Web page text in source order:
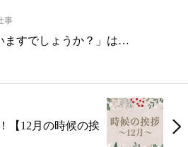
事
ま‌す‌で‌しょ‌う‌か？」‌は…
【12月の時候の挨